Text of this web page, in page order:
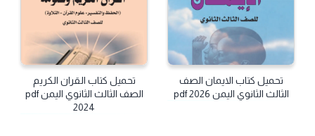
تحميل كتاب الايمان الصف
الثالث الثانوي اليمن pdf 2026
تحميل كتاب القران الكريم
الصف الثالث الثانوي اليمن pdf
2024